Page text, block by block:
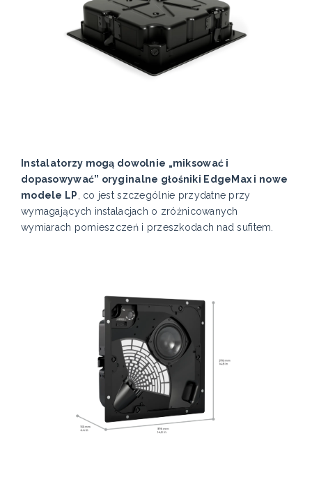
Instalatorzy mogą dowolnie „miksować i
dopasowywać” oryginalne głośniki EdgeMax i nowe
modele LP, co jest szczególnie przydatne przy
wymagających instalacjach o zróżnicowanych
wymiarach pomieszczeń i przeszkodach nad sufitem.